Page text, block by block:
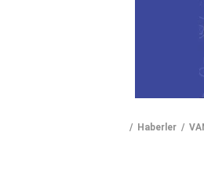
Haberler